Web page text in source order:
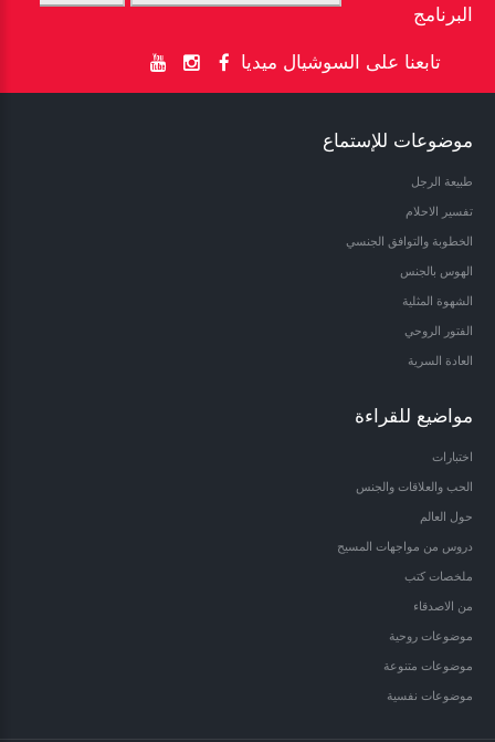
البرنامج
تابعنا على السوشيال ميديا
موضوعات للإستماع
طبيعة الرجل
تفسير الاحلام
الخطوبة والتوافق الجنسي
الهوس بالجنس
الشهوة المثلية
الفتور الروحي
العادة السرية
مواضيع للقراءة
اختبارات
الحب والعلاقات والجنس
حول العالم
دروس من مواجهات المسيح
ملخصات كتب
من الاصدقاء
موضوعات روحية
موضوعات متنوعة
موضوعات نفسية